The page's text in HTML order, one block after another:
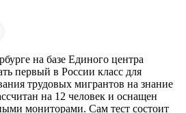
на базе Единого центра
первый в России класс для
трудовых мигрантов на знание
на 12 человек и оснащен
мониторами. Сам тест состоит